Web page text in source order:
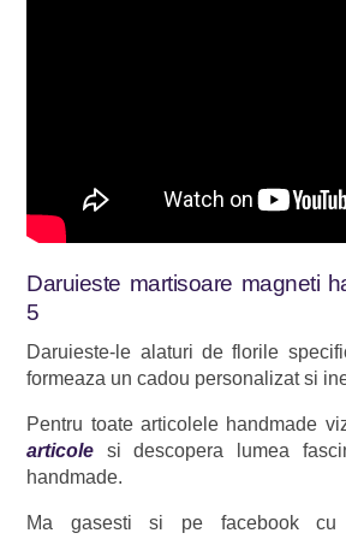
Daruieste martisoare magneti
5
Daruieste-le alaturi de florile
formeaza un cadou personalizat si
Pentru toate articolele handmade
articole
si descopera lumea
handmade.
Ma gasesti si pe facebook